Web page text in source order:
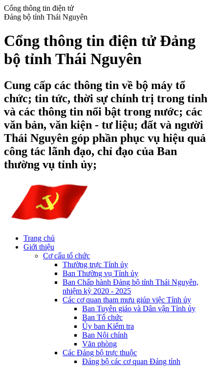
Cổng thông tin điện tử
Đảng bộ tỉnh Thái Nguyên
Cổng thông tin điện tử Đảng
bộ tỉnh Thái Nguyên
Cung cấp các thông tin về bộ máy tổ
chức; tin tức, thời sự chính trị trong tỉnh
và các thông tin nổi bật trong nước; các
văn bản, văn kiện - tư liệu; đất và người
Thái Nguyên góp phần phục vụ hiệu quả
công tác lãnh đạo, chỉ đạo của Ban
thường vụ tỉnh ủy;
Trang chủ
Giới thiệu
Cơ cấu tổ chức
Thường trực Tỉnh ủy
Ban Thường vụ Tỉnh ủy
Ban Chấp hành Đảng bộ tỉnh Thái Nguyên,
nhiệm kỳ 2020 - 2025
Các cơ quan tham mưu giúp việc Tỉnh ủy
Ban Tuyên giáo và Dân vận Tỉnh ủy
Ban Tổ chức
Ủy ban Kiểm tra
Ban Nội chính
Văn phòng
Các Đảng bộ trực thuộc
Đảng bộ các cơ quan Đảng tỉnh